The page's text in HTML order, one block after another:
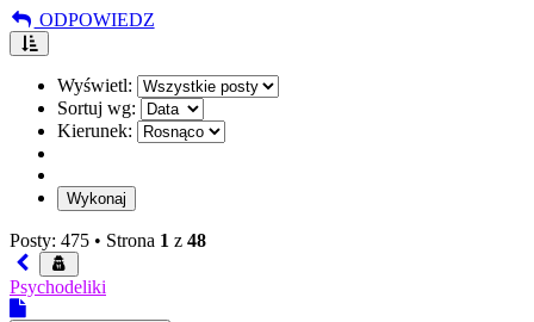
ODPOWIEDZ
Wyświetl:
Sortuj wg:
Kierunek:
Posty: 475 • Strona 1 z 48
Psychodeliki